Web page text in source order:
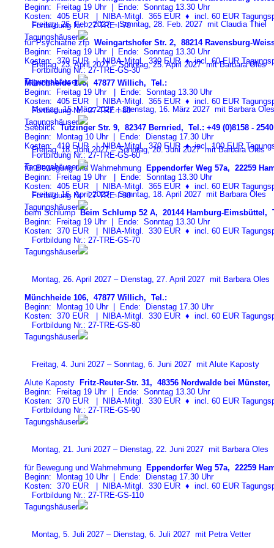
Beginn: Freitag 19 Uhr | Ende: Sonntag 13.30 Uhr
Kosten: 405 EUR | NIBA-Mitgl. 365 EUR ♦ incl. 60 EUR
Fortbildung Nr.: 27-TRE-I-70
Tagungshäuser
Freitag, 23. April 2027 – Sonntag, 25. April 2027 mit Barbara Oles
Münchheide 106, 47877 Willich, Tel.:
Beginn: Freitag 19 Uhr | Ende: Sonntag 13.30 Uhr
Kosten: 405 EUR | NIBA-Mitgl. 365 EUR ♦ incl. 60 EUR
Fortbildung Nr.: 27-TRE-I-80
Tagungshäuser
Freitag, 18. Juni 2027 – Sonntag, 20. Juni 2027 mit Barbara Oles
für Bewegung und Wahrnehmung Eppendorfer Weg 57a, 22259
Beginn: Freitag 19 Uhr | Ende: Sonntag 13.30 Uhr
Kosten: 405 EUR | NIBA-Mitgl. 365 EUR ♦ incl. 60 EUR
Fortbildung Nr.: 27-TRE-I-90
Tagungshäuser
Freitag, 26. Feb. 2027 – Sonntag, 28. Feb. 2027 mit Claudia Thiel
für Psychiatrie zfp Weingartshofer Str. 2, 88214 Ravensburg-
Beginn: Freitag 19 Uhr | Ende: Sonntag 13.30 Uhr
Kosten: 370 EUR | NIBA-Mitgl. 330 EUR♦incl. 60 EUR
Fortbildung Nr.: 27-TRE-GS-30
Tagungshäuser
Montag, 15. März 2027 – Dienstag, 16. März 2027 mit Barbara Oles
Seeblick Tutzinger Str. 9, 82347 Bernried, Tel.: +49 (0)8158 - 2540
Beginn: Montag 10 Uhr | Ende: Dienstag 17.30 Uhr
Kosten: 410 EUR | NIBA-Mitgl. 370 EUR♦incl. 100 EUR
Fortbildung Nr.: 27-TRE-GS-60
Tagungshäuser
Freitag, 16. April 2027 – Sonntag, 18. April 2027 mit Barbara Oles
beim Schlump Beim Schlump 52 A, 20144 Hamburg-Eimsbüttel,
Beginn: Freitag 19 Uhr | Ende: Sonntag 13.30 Uhr
Kosten: 370 EUR | NIBA-Mitgl. 330 EUR ♦ incl. 60 EUR
Fortbildung Nr.: 27-TRE-GS-70
Tagungshäuser
Montag, 26. April 2027 – Dienstag, 27. April 2027 mit Barbara Oles
Münchheide 106, 47877 Willich, Tel.:
Beginn: Montag 10 Uhr | Ende: Dienstag 17.30 Uhr
Kosten: 370 EUR | NIBA-Mitgl. 330 EUR ♦ incl. 60 EUR
Fortbildung Nr.: 27-TRE-GS-80
Tagungshäuser
Freitag, 4. Juni 2027 – Sonntag, 6. Juni 2027 mit Alute Kaposty
Alute Kaposty Fritz-Reuter-Str. 31, 48356 Nordwalde bei Münster,
Beginn: Freitag 19 Uhr | Ende: Sonntag 13.30 Uhr
Kosten: 370 EUR | NIBA-Mitgl. 330 EUR ♦ incl. 60 EUR
Fortbildung Nr.: 27-TRE-GS-90
Tagungshäuser
Montag, 21. Juni 2027 – Dienstag, 22. Juni 2027 mit Barbara Oles
für Bewegung und Wahrnehmung Eppendorfer Weg 57a, 22259
Beginn: Montag 10 Uhr | Ende: Dienstag 17.30 Uhr
Kosten: 370 EUR | NIBA-Mitgl. 330 EUR ♦ incl. 60 EUR
Fortbildung Nr.: 27-TRE-GS-110
Tagungshäuser
Montag, 5. Juli 2027 – Dienstag, 6. Juli 2027 mit Petra Vetter